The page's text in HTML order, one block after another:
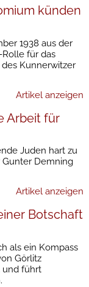
künden
1938 aus der
für das
Kunnerwitzer
Artikel anzeigen
Arbeit für
Juden hart zu
Demning
Artikel anzeigen
Botschaft
als ein Kompass
Görlitz
und führt